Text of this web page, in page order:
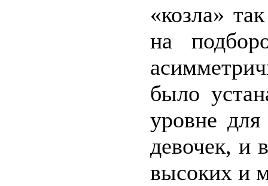
«козла»
на
было
уровне
девочек, и
высоких и